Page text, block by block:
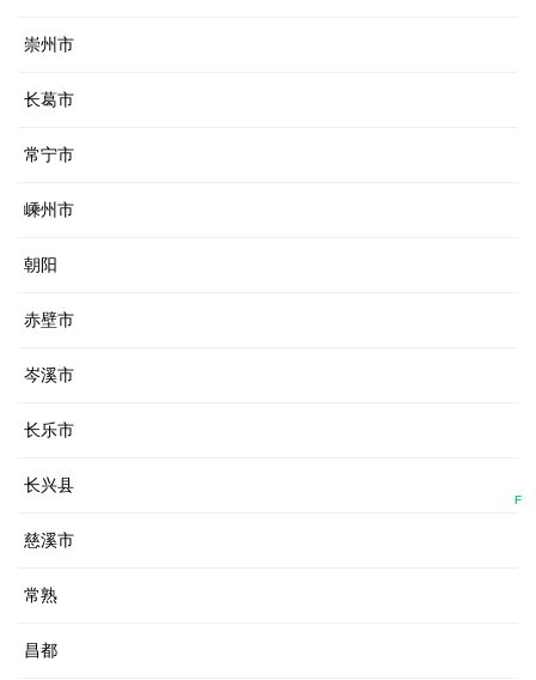
崇州市
长葛市
常宁市
嵊州市
朝阳
赤壁市
岑溪市
长乐市
长兴县
慈溪市
常熟
昌都
F